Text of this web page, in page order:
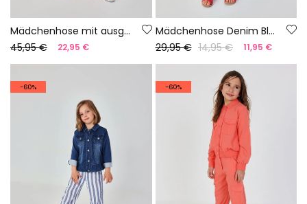
Mädchenhose mit ausgestelltem Blattmuster
45,95 €
22,95 €
Mädchenhose Denim Bleach
29,95 € 14,95 € 11,95 €
-60% -60%